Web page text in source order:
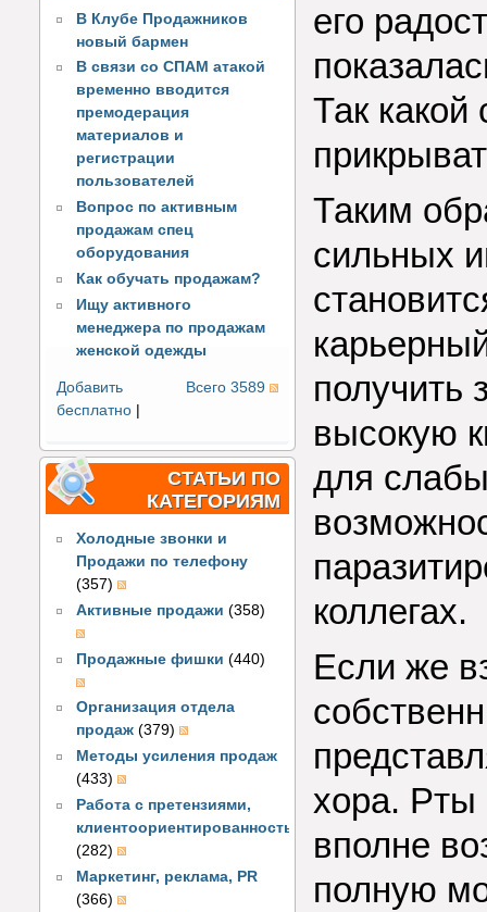
В Клубе Продажников
новый бармен
В связи со СПАМ атакой
временно вводится
премодерация
материалов и
регистрации
пользователей
Вопрос по активным
продажам спец
оборудования
Как обучать продажам?
Ищу активного
менеджера по продажам
женской одежды
Всего 3589
Добавить
бесплатно |
СТАТЬИ ПО
КАТЕГОРИЯМ
Холодные звонки и
Продажи по телефону
(357)
Активные продажи (358)
Продажные фишки (440)
Организация отдела
продаж (379)
Методы усиления продаж
(433)
Работа с претензиями,
клиентоориентированность
(282)
Маркетинг, реклама, PR
(366)
его
Так
Таким
сильных
получить
высокую
для
коллегах.
Если же
хора. Рты
вполне
полную